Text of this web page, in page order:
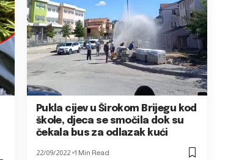
Pukla cijev u Širokom Brijegu kod
škole, djeca se smočila dok su
čekala bus za odlazak kući
22/09/2022 1 Min Read